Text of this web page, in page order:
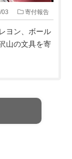
03 寄付報告
ヨン、ボール
山の文具を寄